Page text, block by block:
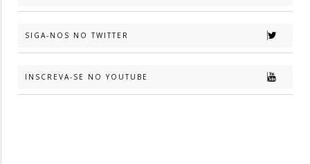
SIGA-NOS NO TWITTER
INSCREVA-SE NO YOUTUBE